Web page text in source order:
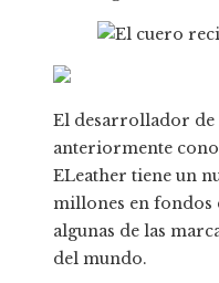
El desarrollador de
anteriormente
ELeather tiene un
millones en fondos
algunas de las
del mundo.